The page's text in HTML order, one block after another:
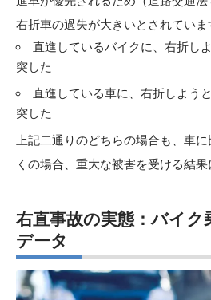
右折車の過失が大きいとされていま
直進しているバイクに、右折し
突した
直進している車に、右折しよう
突した
上記二通りのどちらの場合も、車
くの場合、重大な被害を受ける結果
右直事故の実態：バイク
データ